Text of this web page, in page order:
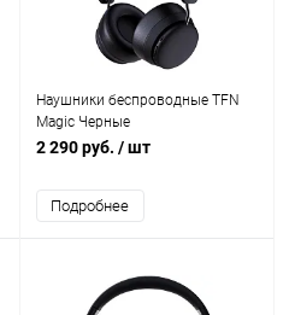
Наушники беспроводные TFN
Magic Черные
2 290 руб. / шт
Подробнее